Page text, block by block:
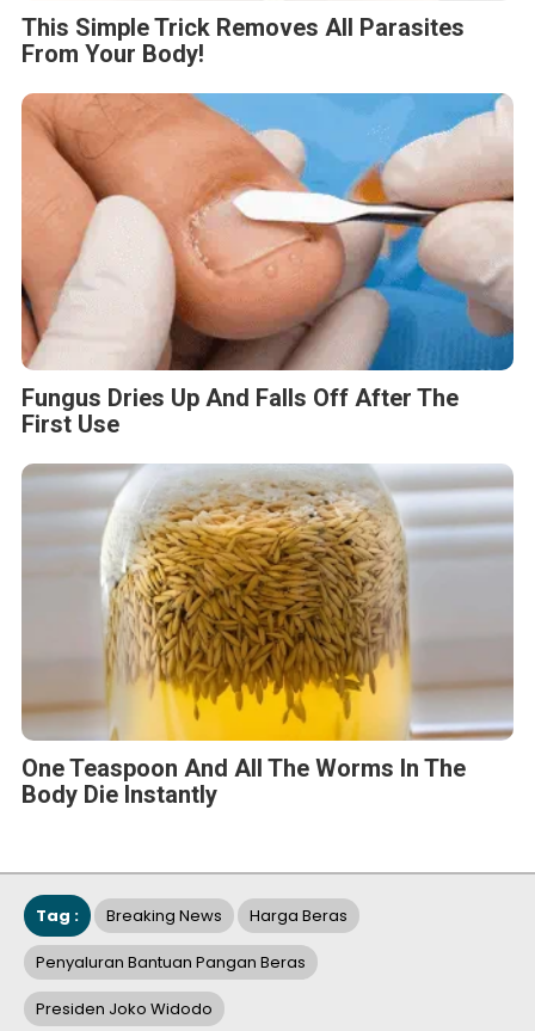
This Simple Trick Removes All Parasites
From Your Body!
Fungus Dries Up And Falls Off After The
First Use
One Teaspoon And All The Worms In The
Body Die Instantly
Tag : Breaking News Harga Beras
Penyaluran Bantuan Pangan Beras
Presiden Joko Widodo